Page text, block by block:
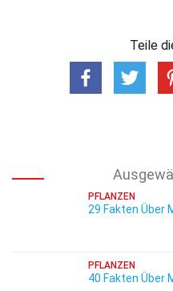
Teile
PFLANZEN
29 Fakten Über
PFLANZEN
40 Fakten Über